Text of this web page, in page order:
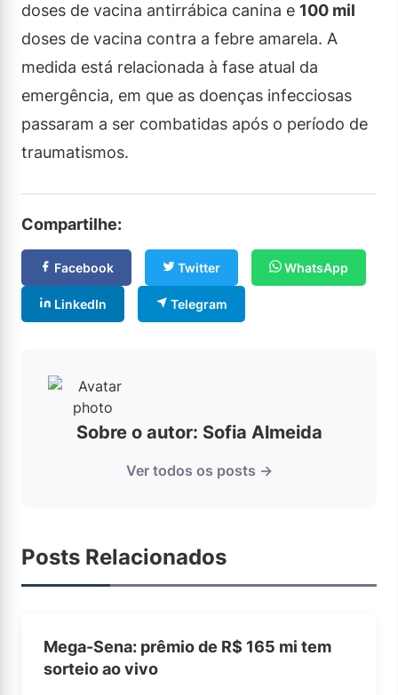
doses de vacina antirrábica canina e 100 mil
doses de vacina contra a febre amarela. A
medida está relacionada à fase atual da
emergência, em que as doenças infecciosas
passaram a ser combatidas após o período de
traumatismos.
Compartilhe:
Facebook Twitter WhatsApp
LinkedIn Telegram
Sobre o autor: Sofia Almeida
Ver todos os posts →
Posts Relacionados
Mega-Sena: prêmio de R$ 165 mi tem
sorteio ao vivo